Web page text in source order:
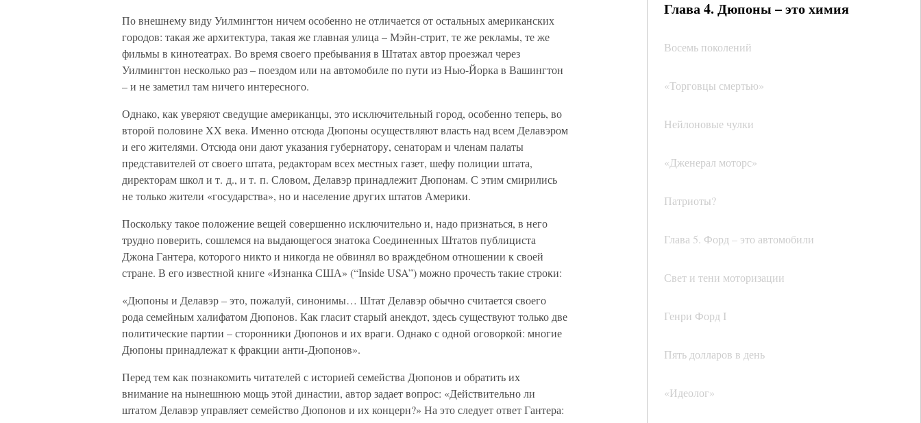
Глава 4. Дюпоны – это химия
Восемь поколений
«Торговцы смертью»
Нейлоновые чулки
«Дженерал моторс»
Патриоты?
Глава 5. Форд – это автомобили
Свет и тени моторизации
Генри Форд I
Пять долларов в день
«Идеолог»
По внешнему виду Уилмингтон ничем особенно не отличается от остальных американских
городов: такая же архитектура, такая же главная улица – Мэйн-стрит, те же рекламы, те же
фильмы в кинотеатрах. Во время своего пребывания в Штатах автор проезжал через
Уилмингтон несколько раз – поездом или на автомобиле по пути из Нью-Йорка в Вашингтон
– и не заметил там ничего интересного.
Однако, как уверяют сведущие американцы, это исключительный город, особенно теперь, во
второй половине XX века. Именно отсюда Дюпоны осуществляют власть над всем Делавэром
и его жителями. Отсюда они дают указания губернатору, сенаторам и членам палаты
представителей от своего штата, редакторам всех местных газет, шефу полиции штата,
директорам школ и т. д., и т. п. Словом, Делавэр принадлежит Дюпонам. С этим смирились
не только жители «государства», но и население других штатов Америки.
Поскольку такое положение вещей совершенно исключительно и, надо признаться, в него
трудно поверить, сошлемся на выдающегося знатока Соединенных Штатов публициста
Джона Гантера, которого никто и никогда не обвинял во враждебном отношении к своей
стране. В его известной книге «Изнанка США» (“Inside USA”) можно прочесть такие строки:
«Дюпоны и Делавэр – это, пожалуй, синонимы… Штат Делавэр обычно считается своего
рода семейным халифатом Дюпонов. Как гласит старый анекдот, здесь существуют только две
политические партии – сторонники Дюпонов и их враги. Однако с одной оговоркой: многие
Дюпоны принадлежат к фракции анти-Дюпонов».
Перед тем как познакомить читателей с историей семейства Дюпонов и обратить их
внимание на нынешнюю мощь этой династии, автор задает вопрос: «Действительно ли
штатом Делавэр управляет семейство Дюпонов и их концерн?» На это следует ответ Гантера: